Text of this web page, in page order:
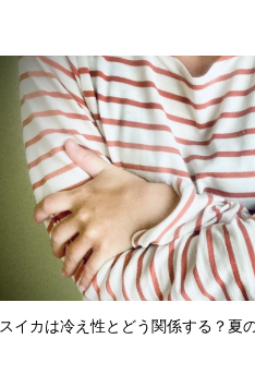
スイカは冷え性とどう関係する？夏